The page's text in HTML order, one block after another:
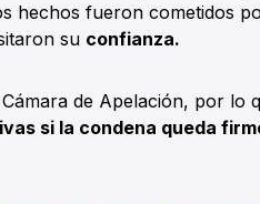
hechos fueron cometidos
su confianza.
de Apelación, por lo
si la condena queda